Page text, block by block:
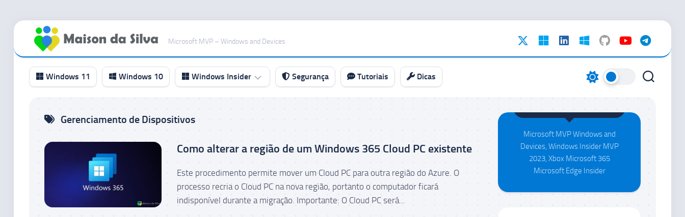
conteúdo
Microsoft MVP – Windows and Devices
Windows 11 Windows 10 Windows Insider
RP
Canal
Beta
Canal
Dev
Canal
Canary
Segurança Tutoriais Dicas
Gerenciamento de Dispositivos
Como alterar a região de um Windows 365 Cloud PC existente
Este procedimento permite mover um Cloud PC para outra região do Azure. O
processo recria o Cloud PC na nova região, portanto o computador ficará
indisponível durante a migração. Importante: O Cloud PC será...
Maison da Silva
Microsoft MVP Windows and
Devices, Windows Insider MVP
2023, Xbox Microsoft 365
Microsoft Edge Insider